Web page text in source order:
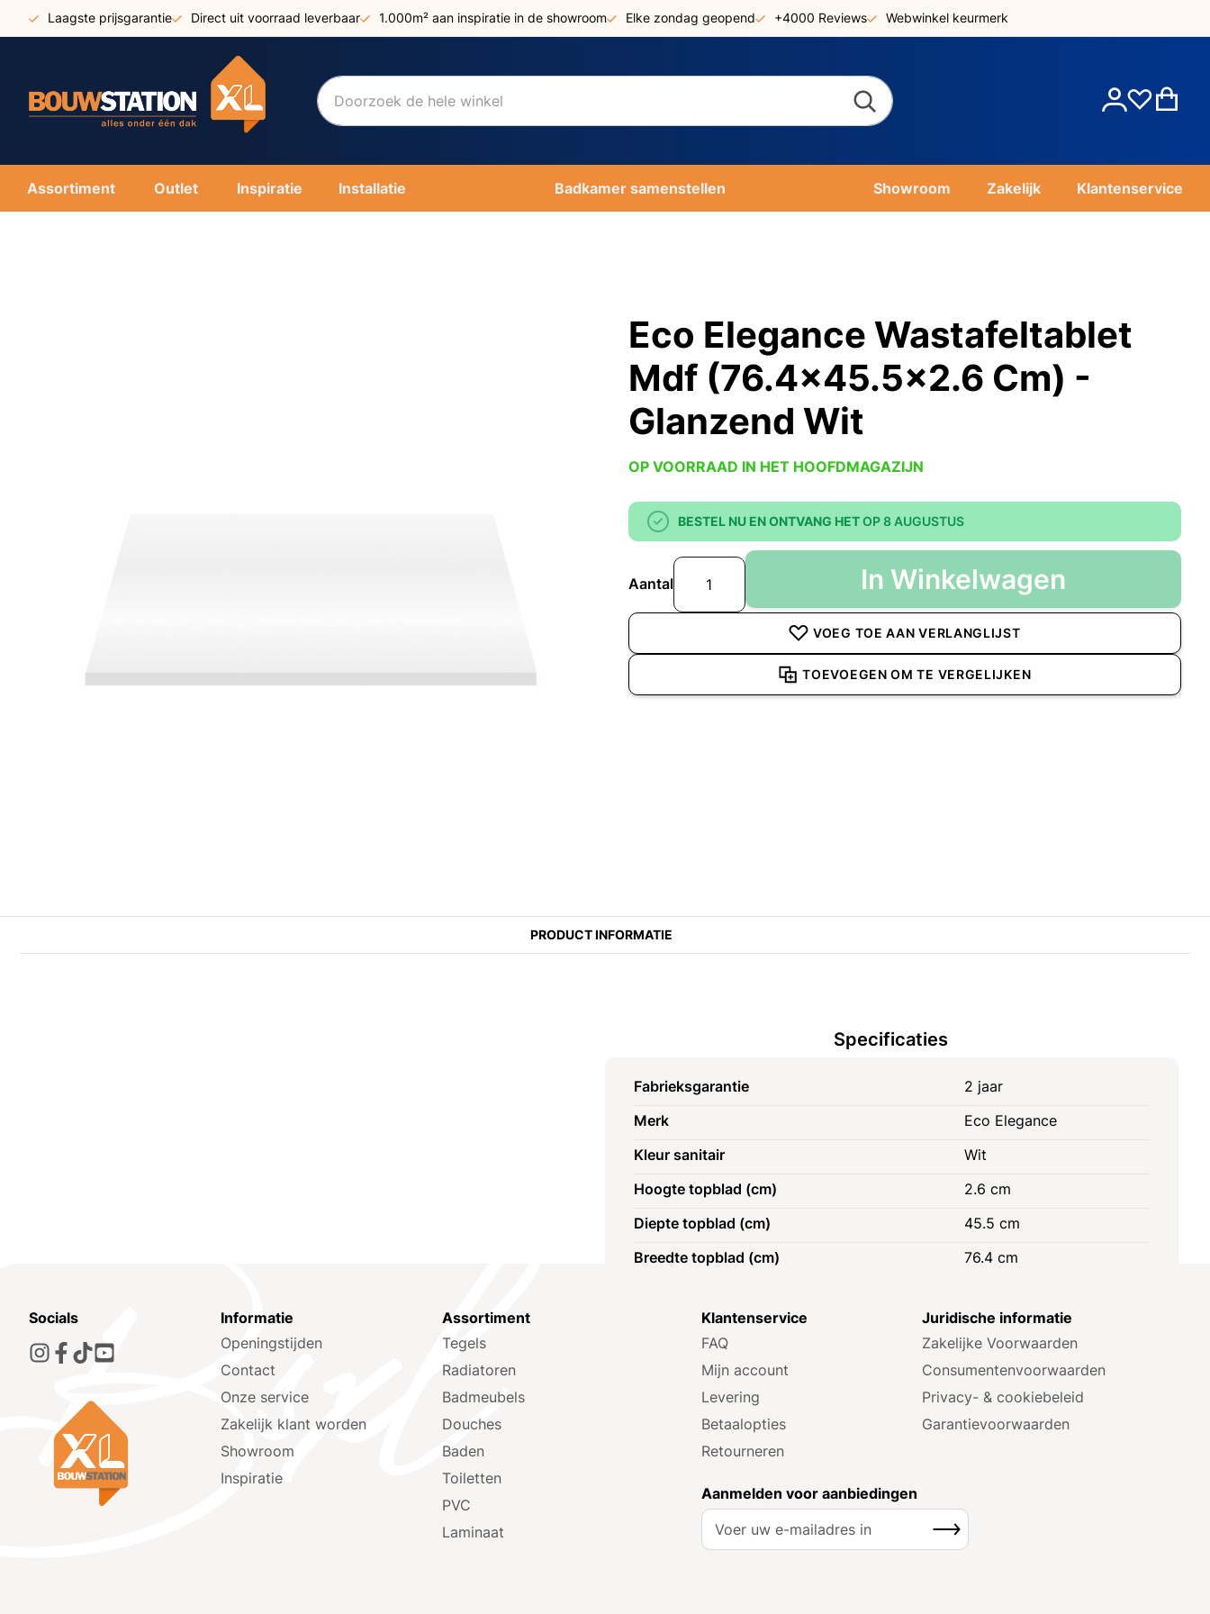
Ga
naar
Laagste prijsgarantie Direct uit voorraad leverbaar 1.000m² aan inspiratie in de showroom Elke zondag geopend +4000 Reviews Webwinkel keurmerk
Account
Assortiment Outlet Inspiratie Installatie Badkamer samenstellen Showroom Zakelijk Klantenservice
Eco Elegance Wastafeltablet
Mdf (76.4x45.5x2.6 Cm) -
Glanzend Wit
OP VOORRAAD IN HET HOOFDMAGAZIJN
BESTEL NU EN ONTVANG HETOP 8 AUGUSTUS
Aantal In Winkelwagen
VOEG TOE AAN VERLANGLIJST
TOEVOEGEN OM TE VERGELIJKEN
PRODUCT INFORMATIE
Specificaties
Fabrieksgarantie
2 jaar
Merk
Eco Elegance
Kleur sanitair
Wit
Hoogte topblad (cm)
2.6 cm
Diepte topblad (cm)
45.5 cm
Breedte topblad (cm)
76.4 cm
Socials
Informatie
Openingstijden
Contact
Onze service
Zakelijk klant worden
Showroom
Inspiratie
Assortiment
Tegels
Radiatoren
Badmeubels
Douches
Baden
Toiletten
PVC
Laminaat
Klantenservice
FAQ
Mijn account
Levering
Betaalopties
Retourneren
Juridische informatie
Zakelijke Voorwaarden
Consumenten­voorwaarden
Privacy- & cookiebeleid
Garantie­voorwaarden
Aanmelden voor aanbiedingen
A
Inschrijven